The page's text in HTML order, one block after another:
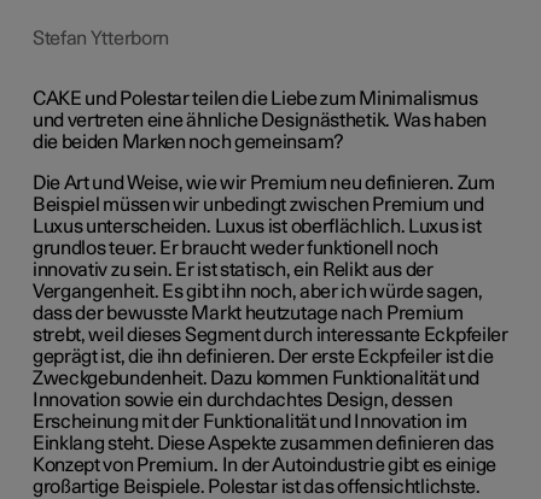
Stefan Ytterborn
CAKE und Polestar teilen die Liebe zum Minimalismus
und vertreten eine ähnliche Designästhetik. Was haben
die beiden Marken noch gemeinsam?
Die Art und Weise, wie wir Premium neu definieren. Zum
Beispiel müssen wir unbedingt zwischen Premium und
Luxus unterscheiden. Luxus ist oberflächlich. Luxus ist
grundlos teuer. Er braucht weder funktionell noch
innovativ zu sein. Er ist statisch, ein Relikt aus der
Vergangenheit. Es gibt ihn noch, aber ich würde sagen,
dass der bewusste Markt heutzutage nach Premium
strebt, weil dieses Segment durch interessante Eckpfeiler
geprägt ist, die ihn definieren. Der erste Eckpfeiler ist die
Zweckgebundenheit. Dazu kommen Funktionalität und
Innovation sowie ein durchdachtes Design, dessen
Erscheinung mit der Funktionalität und Innovation im
Einklang steht. Diese Aspekte zusammen definieren das
Konzept von Premium. In der Autoindustrie gibt es einige
großartige Beispiele. Polestar ist das offensichtlichste.